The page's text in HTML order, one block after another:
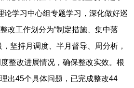
论学习中心组专题学习，深化做好巡
改工作划分为“制定措施、集中落
坚持月调度、半月督导、周分析，
整改进展情况，确保整改实效。根
出45个具体问题，已完成整改44